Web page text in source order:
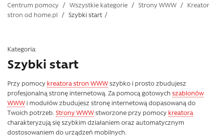
Centrum pomocy / Wszystkie kategorie / Strony WWW / Kreator
stron od home.pl / Szybki start /
Kategoria:
Szybki start
Przy pomocy kreatora stron WWWszybko i prosto zbudujesz
profesjonalną stronę internetową. Za pomocą gotowych szablonów
WWW i modułów zbudujesz stronę internetową dopasowaną do
Twoich potrzeb. Strony WWWstworzone przy pomocy kreatora
charakteryzują się szybkim działaniem oraz automatycznym
dostosowaniem do urządzeń mobilnych.